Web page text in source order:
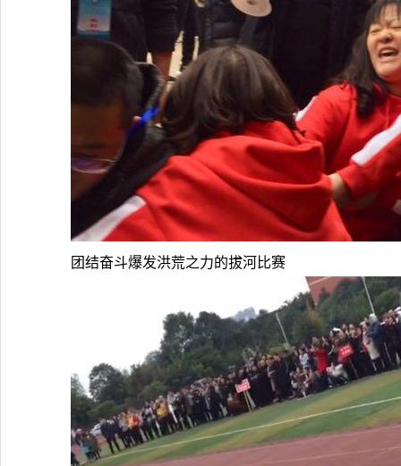
团结奋斗爆发洪荒之力的拔河比赛